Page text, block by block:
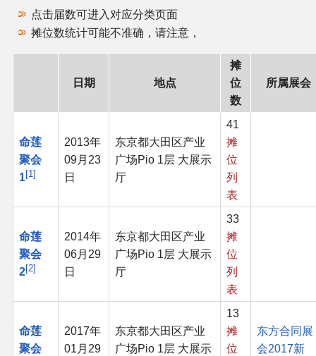
点击届数可进入对应分类页面
摊位数统计可能不准确，请注意，
日期 地点
摊
位
数
所属展会
命莲
聚会
1 1
2013年
09月23
日
东京都大田区产业
广场Pio 1层 大展示
厅
41
摊
位
列
表
命莲
聚会
2 2
2014年
06月29
日
东京都大田区产业
广场Pio 1层 大展示
厅
33
摊
位
列
表
命莲
聚会
2017年
01月29
东京都大田区产业
广场Pio 1层 大展示
13
摊
位
东方合同展
会2017新
同人志分类
同人软件列表
同人视频列表
THB相关项目
THB策划
THB媒体